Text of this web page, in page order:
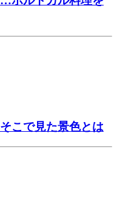
こで見た景色とは